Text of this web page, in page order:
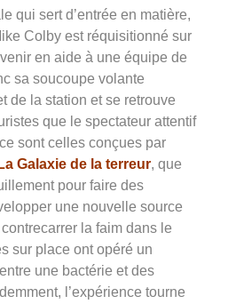
qui sert d’entrée en matière,
Colby est réquisitionné sur
en aide à une équipe de
sa soucoupe volante
de la station et se retrouve
que le spectateur attentif
sont celles conçues par
La Galaxie de la terreur, que
pour faire des
une nouvelle source
la faim dans le
sur place ont opéré un
une bactérie et des
l’expérience tourne